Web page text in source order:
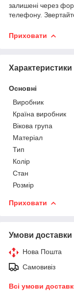
залишені через
телефону.
Приховати
Характеристики
Основні
Виробник
Країна виробник
Вікова група
Матеріал
Тип
Колір
Стан
Розмір
Приховати
Умови доставки
Нова Пошта
Самовивіз
Всі умови